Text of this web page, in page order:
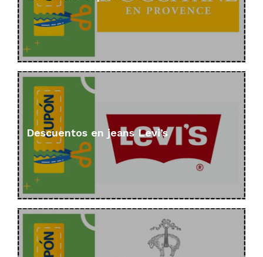
Descuentos en jeans Levi’s